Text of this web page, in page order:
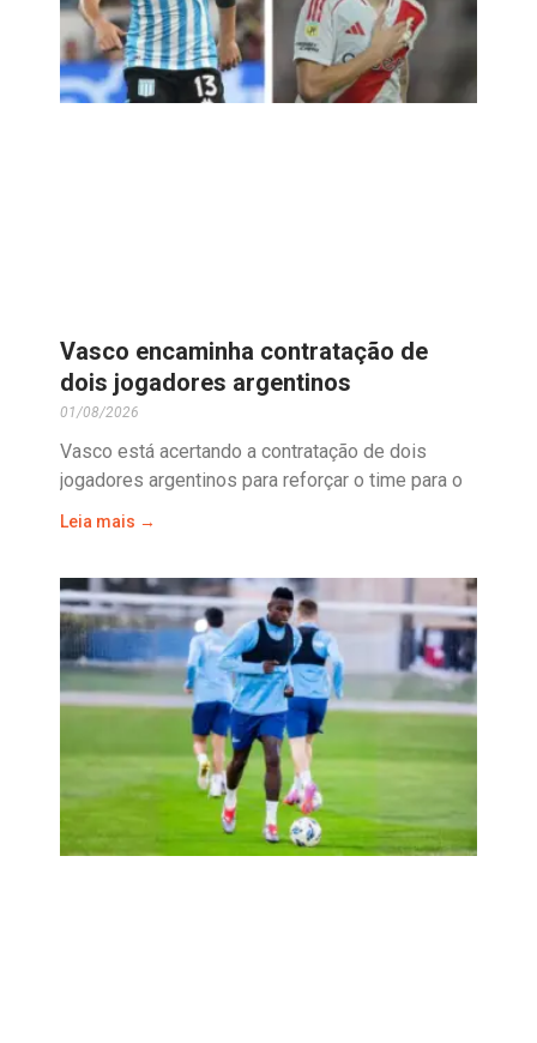
Vasco encaminha contratação de
dois jogadores argentinos
01/08/2026
Vasco está acertando a contratação de dois
jogadores argentinos para reforçar o time para o
Leia mais →